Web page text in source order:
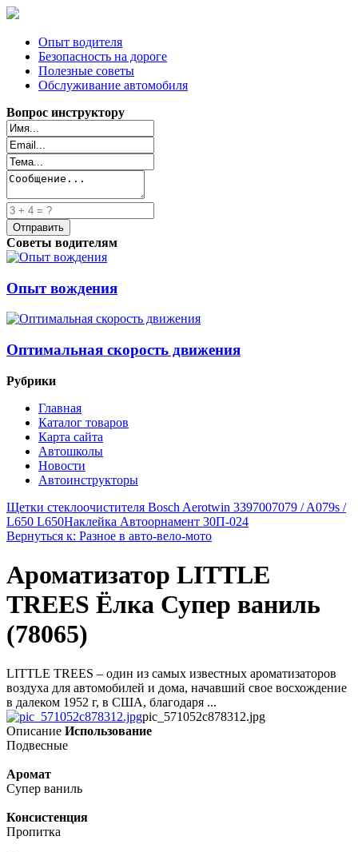
Опыт водителя
Безопасность на дороге
Полезные советы
Обслуживание автомобиля
Вопрос инструктору
Советы водителям
Опыт вождения
Оптимальная скорость движения
Рубрики
Главная
Каталог товаров
Карта сайта
Автошколы
Новости
Автоинструкторы
Щетки стеклоочистителя Bosch Aerotwin 3397007079 / A079s /
L650 L650Наклейка Автоорнамент 30П-024
Вернуться к: Разное в авто-вело-мото
Ароматизатор LITTLE
TREES Ёлка Супер ваниль
(78065)
LITTLE TREES – один из самых известных ароматизаторов
воздуха для автомобилей и дома, начавший свое восхождение
в далеком 1952 г, в США, благодаря ...
pic_571052c878312.jpg
Описание Использование
Подвесные
Аромат
Супер ваниль
Консистенция
Пропитка